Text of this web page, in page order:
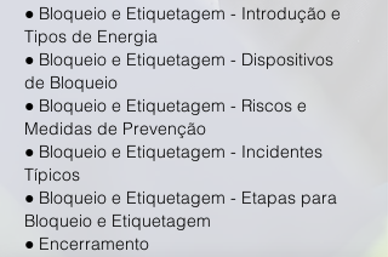
● Bloqueio e Etiquetagem - Introdução e
Tipos de Energia
● Bloqueio e Etiquetagem - Dispositivos
de Bloqueio
● Bloqueio e Etiquetagem - Riscos e
Medidas de Prevenção
● Bloqueio e Etiquetagem - Incidentes
Típicos
● Bloqueio e Etiquetagem - Etapas para
Bloqueio e Etiquetagem
● Encerramento